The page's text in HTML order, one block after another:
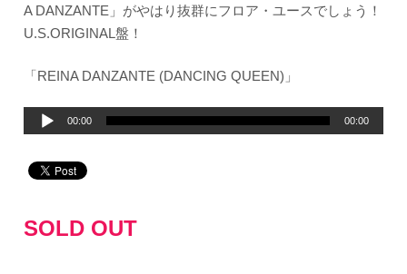
A DANZANTE」がやはり抜群にフロア・ユースでしょう！
U.S.ORIGINAL盤！
「REINA DANZANTE (DANCING QUEEN)」
プ
ヤ
00:00 00:00
SOLD OUT